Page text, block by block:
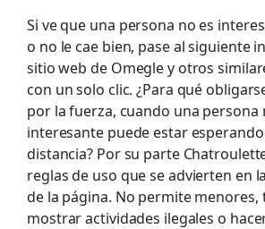
Si ve que una persona no es
o no le cae bien, pase al siguiente
sitio web de Omegle y otros
con un solo clic. ¿Para qué
por la fuerza, cuando una persona
interesante puede estar
distancia? Por su parte
reglas de uso que se advierten en
de la página. No permite menores,
mostrar actividades ilegales o